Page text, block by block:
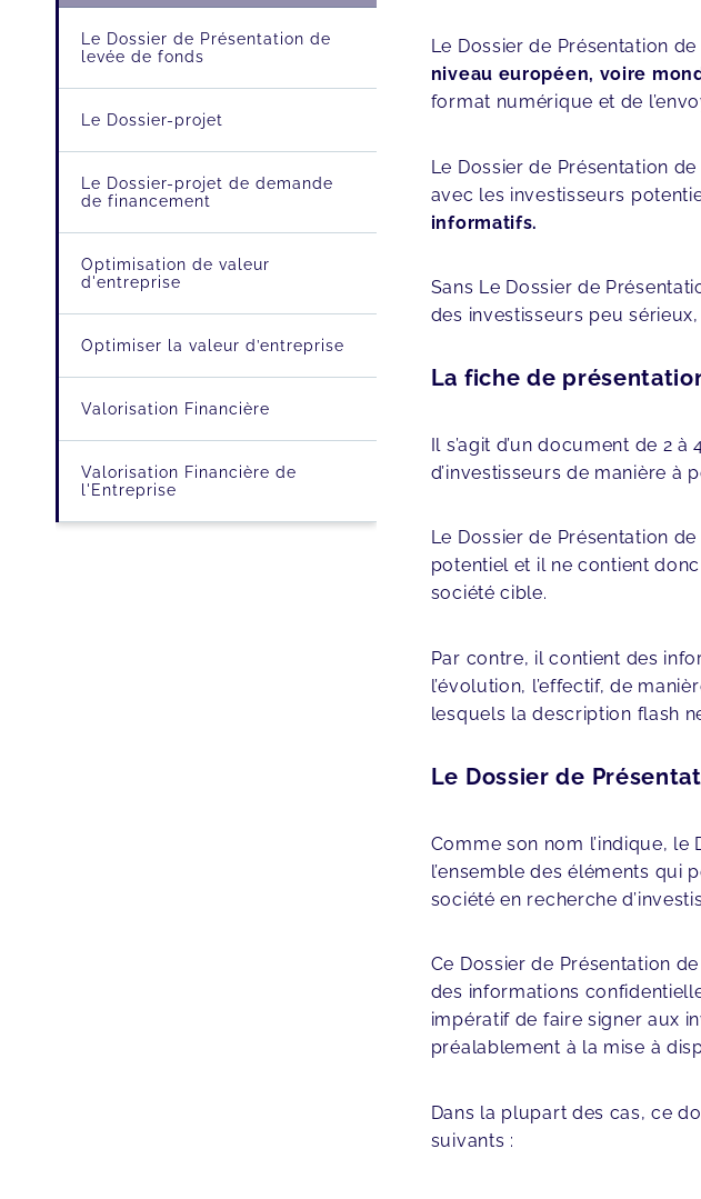
Le Dossier de Présentation
niveau européen, voire
format numérique et de
Le Dossier de Présentation
avec les investisseurs
informatifs.
Sans Le Dossier de
des investisseurs peu
La fiche de
Il s’agit d’un document de 2
d’investisseurs de manière à
Le Dossier de Présentation
potentiel et il ne contient
société cible.
Par contre, il contient des
l’évolution, l’effectif, de
lesquels la description flash
Le Dossier de
Comme son nom l’indique,
l’ensemble des éléments qui
société en recherche
Ce Dossier de Présentation
des informations
impératif de faire signer aux
préalablement à la mise à
Dans la plupart des cas, ce
suivants :
Le Dossier de Présentation de
levée de fonds
Le Dossier-projet
Le Dossier-projet de demande
de financement
Optimisation de valeur
d'entreprise
Optimiser la valeur d’entreprise
Valorisation Financière
Valorisation Financière de
l'Entreprise